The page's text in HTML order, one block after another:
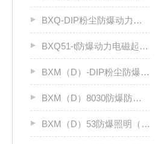
BXQ-DIP粉尘防爆动力（电磁）起动箱
BXQ51-t防爆动力电磁起动箱
BXM（D）-DIP粉尘防爆照明（动力）配电箱
BXM（D）8030防爆防腐照明动力配电箱（Ⅱ C）
BXM（D）53防爆照明（动力）配电箱ⅡC